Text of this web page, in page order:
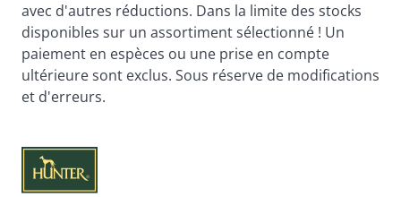
avec d'autres réductions. Dans la limite des stocks
disponibles sur un assortiment sélectionné ! Un
paiement en espèces ou une prise en compte
ultérieure sont exclus. Sous réserve de modifications
et d'erreurs.